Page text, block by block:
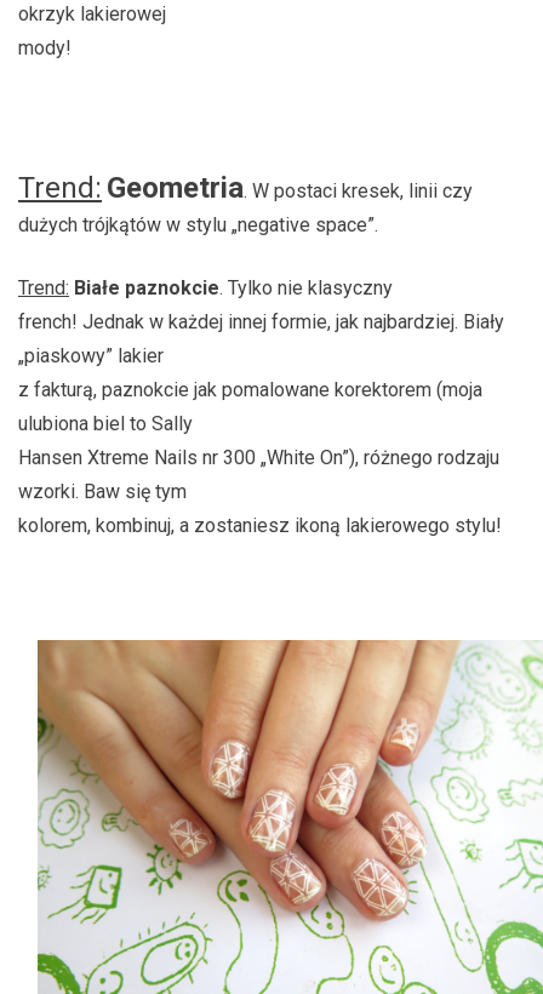
okrzyk lakierowej
mody!
Trend: Geometria. W postaci kresek, linii czy
dużych trójkątów w stylu „negative space”.
Trend: Białe paznokcie. Tylko nie klasyczny
french! Jednak w każdej innej formie, jak najbardziej. Biały
„piaskowy” lakier
z fakturą, paznokcie jak pomalowane korektorem (moja
ulubiona biel to Sally
Hansen Xtreme Nails nr 300 „White On”), różnego rodzaju
wzorki. Baw się tym
kolorem, kombinuj, a zostaniesz ikoną lakierowego stylu!